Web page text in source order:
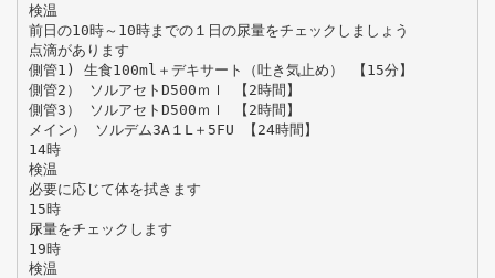
検温
前日の10時～10時までの１日の尿量をチェックしましょう
点滴があります
側管1) 生食100ml＋デキサート（吐き気止め） 【15分】
側管2） ソルアセトD500ｍｌ 【2時間】
側管3） ソルアセトD500ｍｌ 【2時間】
メイン） ソルデム3A１L＋5FU 【24時間】
14時
検温
必要に応じて体を拭きます
15時
尿量をチェックします
19時
検温